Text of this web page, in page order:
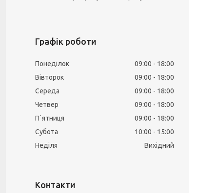
Графік роботи
Понеділок 09:00
18:00
Вівторок
09:00
18:00
Середа
09:00
18:00
Четвер
09:00
18:00
Пʼятниця
09:00
18:00
Субота
10:00
15:00
Неділя
Вихідний